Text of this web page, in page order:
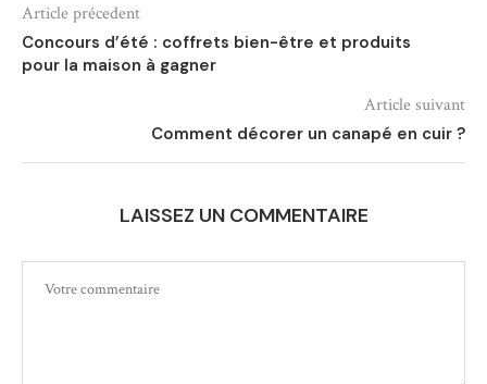
Article précedent
Concours d’été : coffrets bien-être et produits
pour la maison à gagner
Article suivant
Comment décorer un canapé en cuir ?
LAISSEZ UN COMMENTAIRE